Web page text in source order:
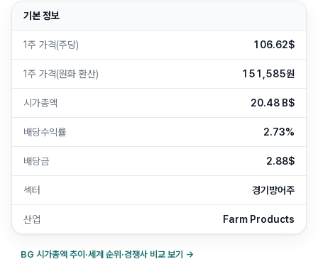
기본 정보
1주 가격(주당) 106.62$
1주 가격(원화 환산) 151,585원
시가총액 20.48 B$
배당수익률 2.73%
배당금 2.88$
섹터 경기방어주
산업 Farm Products
BG 시가총액 추이·세계 순위·경쟁사 비교 보기 →